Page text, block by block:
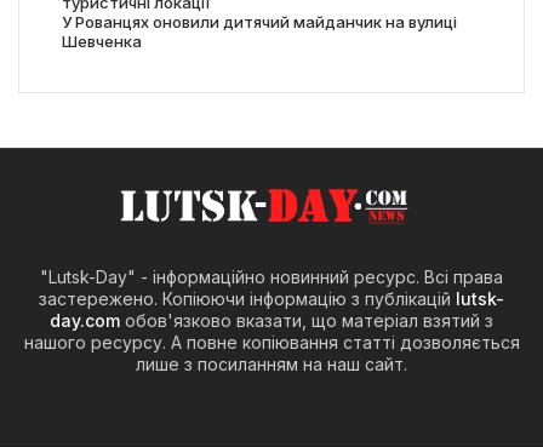
У Рованцях оновили дитячий майданчик на вулиці
Шевченка
"Lutsk-Day" - інформаційно новинний ресурс. Всі права
застережено. Копіюючи інформацію з публікацій lutsk-
day.com обов'язково вказати, що матеріал взятий з
нашого ресурсу. А повне копіювання статті дозволяється
лише з посиланням на наш сайт.